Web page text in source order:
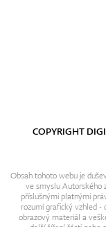
COPYRIGHT
Obsah tohoto webu je
ve smyslu Autorského
příslušnými platnými
rozumí grafický vzhled -
obrazový materiál a